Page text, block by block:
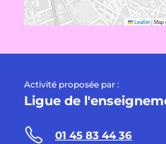
Leaflet|Map
Activité proposée par :
Ligue de
01 45 83 44 36